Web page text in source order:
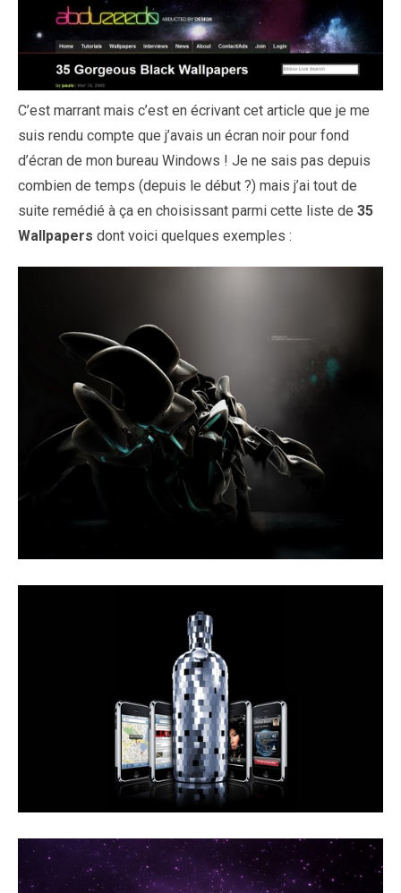
C’est marrant mais c’est en écrivant cet article que je me
suis rendu compte que j’avais un écran noir pour fond
d’écran de mon bureau Windows ! Je ne sais pas depuis
combien de temps (depuis le début ?) mais j’ai tout de
suite remédié à ça en choisissant parmi cette liste de 35
Wallpapers dont voici quelques exemples :